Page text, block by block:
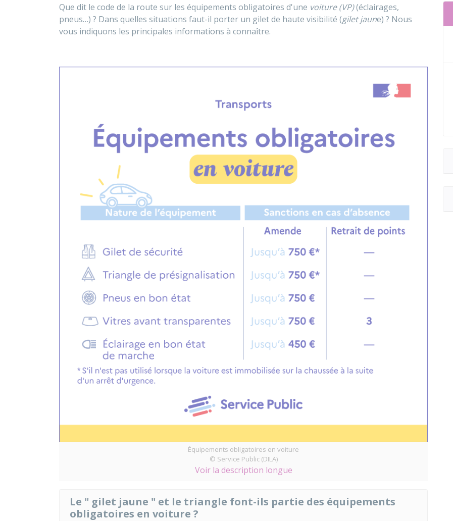
Que dit le code de la route sur les équipements obligatoires d'une voiture (VP)(éclairages,
pneus…) ? Dans quelles situations faut-il porter un gilet de haute visibilité (gilet jaune) ? Nous
vous indiquons les principales informations à connaître.
Équipements obligatoires en voiture
© Service Public (DILA)
Voir la description longue
Le " gilet jaune " et le triangle font-ils partie des équipements
obligatoires en voiture ?